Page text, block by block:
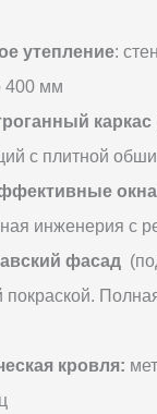
утепление:
400 мм
каркас
с плитной
окна
инженерия с
фасад
покраской.
кровля: